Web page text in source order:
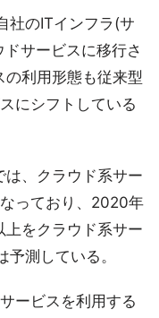
社のITインフラ(サ
サービスに移行さ
利用形態も従来型
にシフトしている
は、クラウド系サー
っており、2020年
上をクラウド系サー
測している。
ービスを利用する